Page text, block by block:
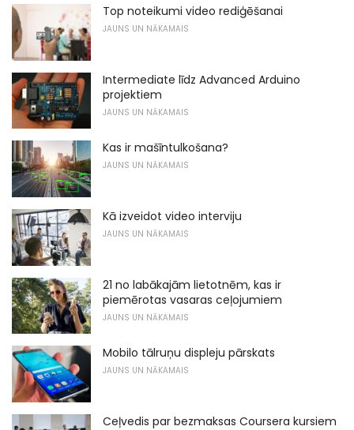
Top noteikumi video rediģēšanai
JAUNS UN NĀKAMAIS
Intermediate līdz Advanced Arduino
projektiem
JAUNS UN NĀKAMAIS
Kas ir mašīntulkošana?
JAUNS UN NĀKAMAIS
Kā izveidot video interviju
JAUNS UN NĀKAMAIS
21 no labākajām lietotnēm, kas ir
piemērotas vasaras ceļojumiem
JAUNS UN NĀKAMAIS
Mobilo tālruņu displeju pārskats
JAUNS UN NĀKAMAIS
Ceļvedis par bezmaksas Coursera kursiem